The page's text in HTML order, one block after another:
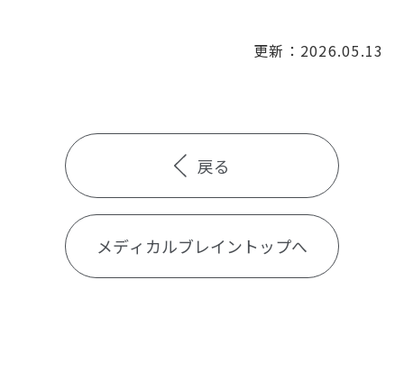
更新：2026.05.13
戻る
メディカルブレイントップへ